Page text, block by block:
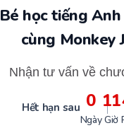
Bé học tiếng
cùng Monkey
Nhận tư vấn về
Hết hạn sau 0
Ngày
11
Giờ
ép mướp
Ăn mướp
trong đó
cho da, có
mướp đắng
ngoài da.
Ăn mướp
chứa nhiều